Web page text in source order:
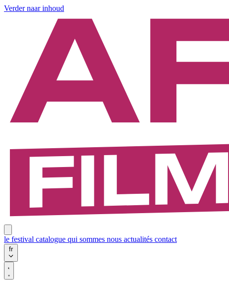
Verder naar inhoud
le festival catalogue qui sommes nous actualités contact
fr